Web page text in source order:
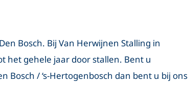
Bosch. Bij Van Herwijnen Stalling in
het gehele jaar door stallen. Bent u
Bosch / ‘s-Hertogenbosch dan bent u bij ons